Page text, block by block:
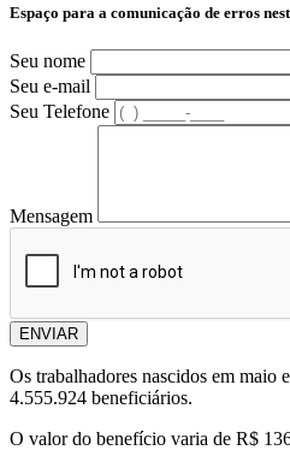
Espaço para a comunicação de erros
Seu nome
Seu e-mail
Seu Telefone
Mensagem
ENVIAR
Os trabalhadores nascidos em maio
4.555.924 beneficiários.
O valor do benefício varia de R$